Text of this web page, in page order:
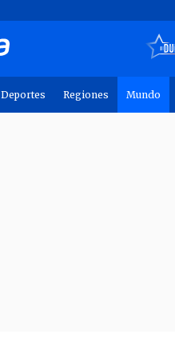
Deportes Regiones Mundo